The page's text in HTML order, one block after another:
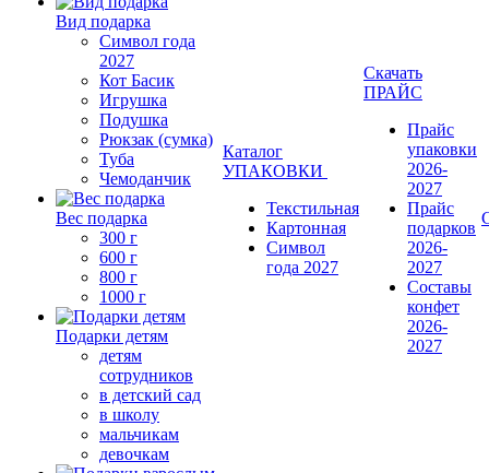
Вид подарка
Символ года
2027
Кот Басик
Игрушка
Подушка
Рюкзак (сумка)
Туба
Чемоданчик
Вес подарка
300 г
600 г
800 г
1000 г
Подарки детям
детям
сотрудников
в детский сад
в школу
мальчикам
девочкам
Каталог
УПАКОВКИ
Текстильная
Картонная
Символ
года 2027
Скачать
ПРАЙС
Прайс
упаковки
2026-
2027
Прайс
подарков
2026-
2027
Составы
конфет
2026-
2027